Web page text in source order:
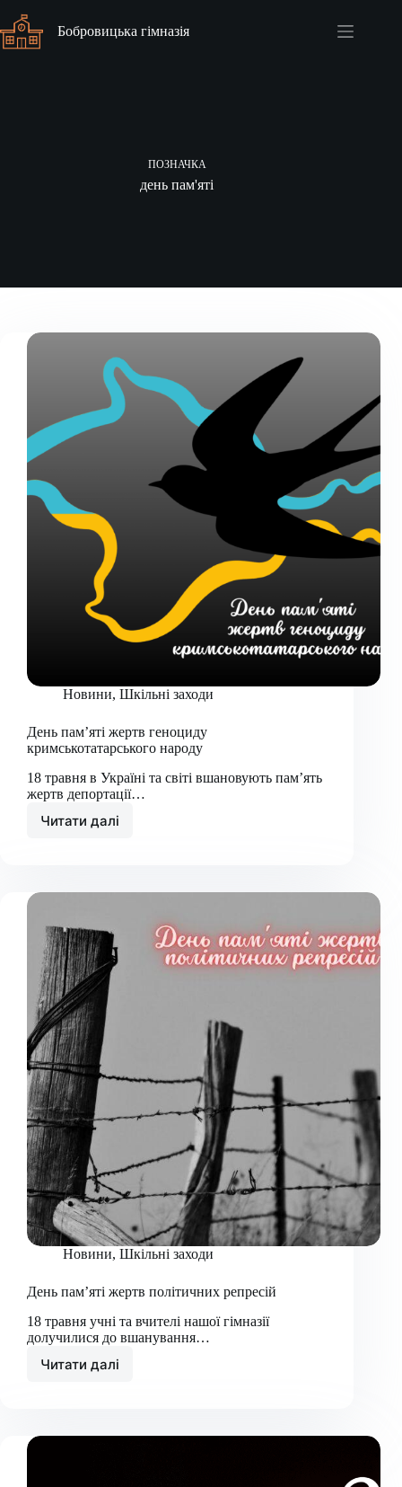
вмісту
Бобровицька гімназія
ПОЗНАЧКА
день пам'яті
Новини, Шкільні заходи
День пам’яті жертв геноциду
кримськотатарського народу
18 травня в Україні та світі вшановують пам’ять
жертв депортації…
Читати далі
День
кримськотатарського
Новини, Шкільні заходи
День пам’яті жертв політичних репресій
18 травня учні та вчителі нашої гімназії
долучилися до вшанування…
Читати далі
День
репресій